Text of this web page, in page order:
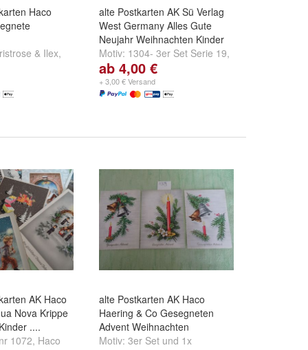
Haco
& Ilex,
Kerzen
alte Postkarten AK Sü Verlag
West Germany Alles Gute
Neujahr Weihnachten Kinder
Motiv: 1304- 3er Set Serie 19,
1305, 1306- 2er Set Serie 26
undweitere ...
ab 4,00 €
+ 3,00 € Versand
AK Haco
Nova Krippe
....
1072, Haco
alte Postkarten AK Haco
Haering & Co Gesegneten
Advent Weihnachten
Motiv: 3er Set und 1x